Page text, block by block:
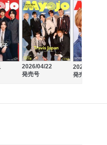
2026/04/22
発売号
2026/03/21
発売号